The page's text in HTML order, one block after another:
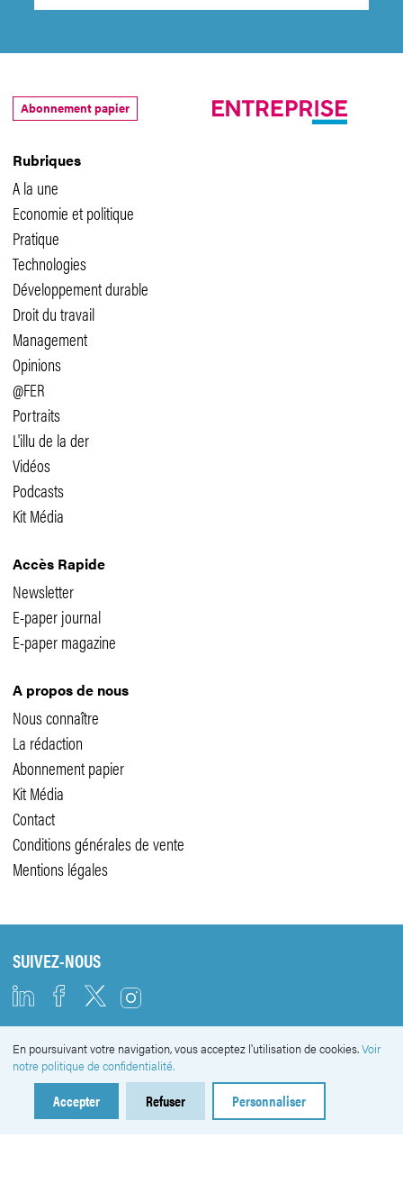
Rubriques
A la une
Economie et politique
Pratique
Technologies
Développement durable
Droit du travail
Management
Opinions
@FER
Portraits
L'illu de la der
Vidéos
Podcasts
Kit Média
Accès Rapide
Newsletter
E-paper journal
E-paper magazine
A propos de nous
Nous connaître
La rédaction
Abonnement papier
Kit Média
Contact
Conditions générales de vente
Mentions légales
Abonnement papier
SUIVEZ-NOUS
NEWSLETTER
En poursuivant votre navigation, vous acceptez l'utilisation de cookies.Voir
notre politique de confidentialité.
Accepter Refuser Personnaliser